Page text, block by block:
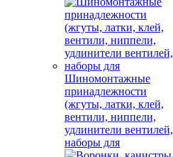
Шиномонтажные
принадлежности
(жгуты, латки, клей,
вентили, ниппели,
удлинители вентилей,
наборы для